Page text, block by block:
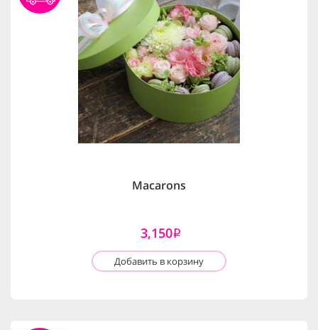
Macarons
3,150i
Добавить в корзину